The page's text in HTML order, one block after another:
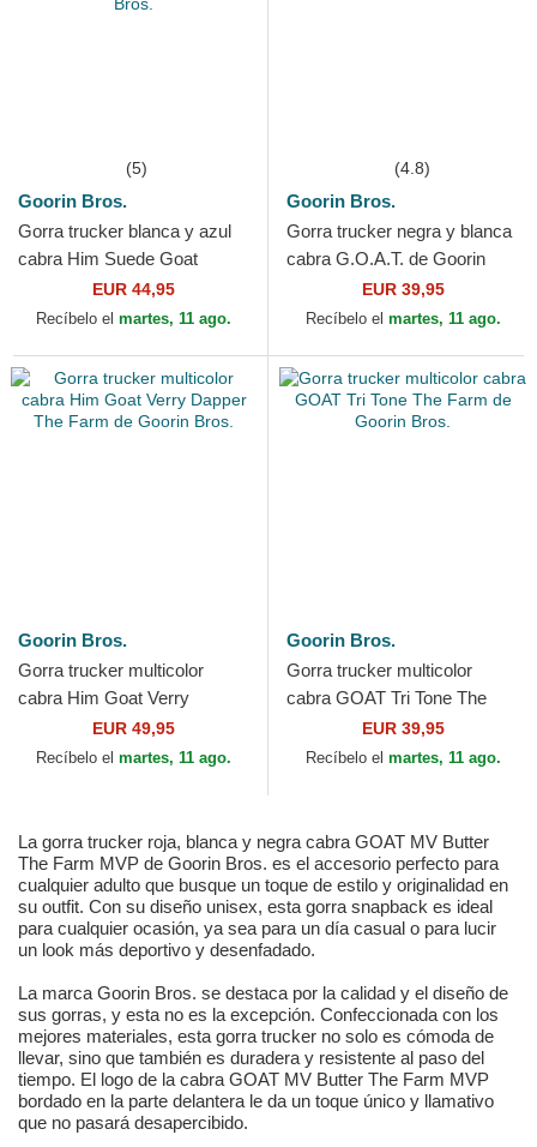
(5)
Goorin Bros.
Gorra trucker blanca y azul
cabra Him Suede Goat
Suede Truckers The Farm de
Goorin Bros.
EUR 44,95
Recíbelo el martes, 11 ago.
(4.8)
Goorin Bros.
Gorra trucker negra y blanca
cabra G.O.A.T. de Goorin
EUR 39,95
Recíbelo el martes, 11 ago.
Goorin Bros.
Gorra trucker multicolor
cabra Him Goat Verry
Dapper The Farm de Goorin
Bros.
EUR 49,95
Recíbelo el martes, 11 ago.
Goorin Bros.
Gorra trucker multicolor
cabra GOAT Tri Tone The
Farm de Goorin Bros.
EUR 39,95
Recíbelo el martes, 11 ago.
La gorra trucker roja, blanca y negra cabra GOAT MV Butter
The Farm MVP de Goorin Bros. es el accesorio perfecto para
cualquier adulto que busque un toque de estilo y originalidad en
su outfit. Con su diseño unisex, esta gorra snapback es ideal
para cualquier ocasión, ya sea para un día casual o para lucir
un look más deportivo y desenfadado.
La marca Goorin Bros. se destaca por la calidad y el diseño de
sus gorras, y esta no es la excepción. Confeccionada con los
mejores materiales, esta gorra trucker no solo es cómoda de
llevar, sino que también es duradera y resistente al paso del
tiempo. El logo de la cabra GOAT MV Butter The Farm MVP
bordado en la parte delantera le da un toque único y llamativo
que no pasará desapercibido.